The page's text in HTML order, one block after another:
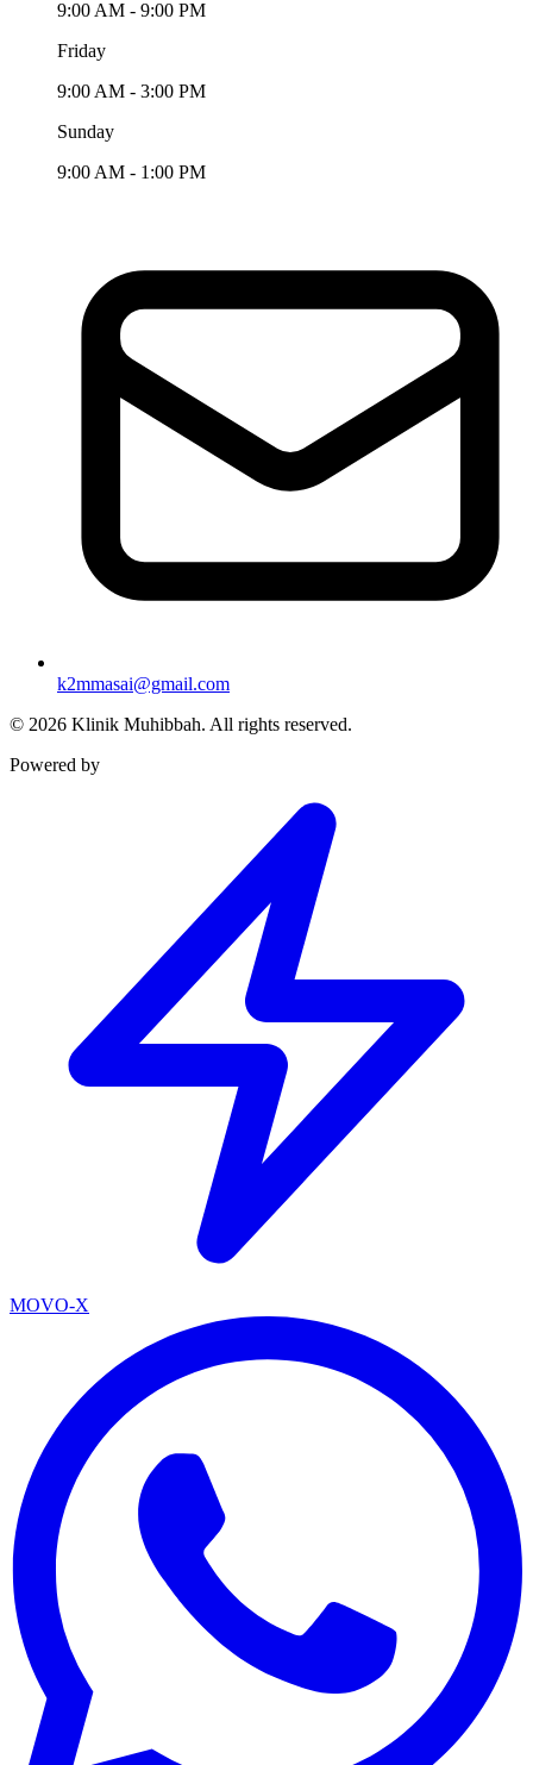
9:00 AM - 9:00 PM
Friday
9:00 AM - 3:00 PM
Sunday
9:00 AM - 1:00 PM
k2mmasai@gmail.com
© 2026 Klinik Muhibbah. All rights reserved.
Powered by
MOVO-X